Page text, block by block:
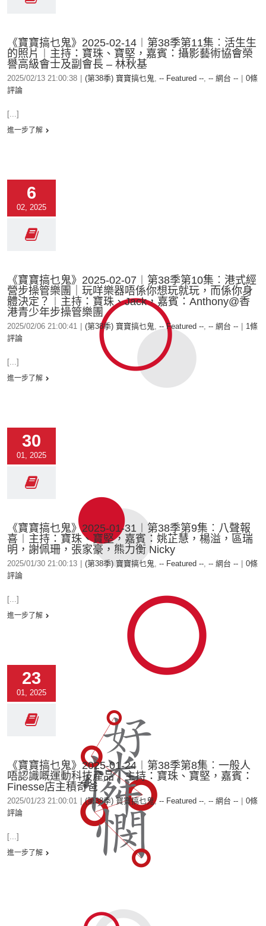
《寶寶搞乜鬼》2025-02-14︱第38季第11集︰活生生
的照片︱主持：寶珠、寶堅，嘉賓：攝影藝術協會榮
譽高級會士及副會長 – 林秋基
2025/02/13 21:00:38 (第38季) 寶寶搞乜鬼, -- Featured --, -- 網台 --
0條
評論
[...]
進一步了解
6
02, 2025
《寶寶搞乜鬼》2025-02-07︱第38季第10集︰港式經
營步操管樂團｜玩咩樂器唔係你想玩就玩，而係你身
體決定？︱主持：寶珠、Jack，嘉賓：Anthony@香
港青少年步操管樂團
2025/02/06 21:00:41 (第38季) 寶寶搞乜鬼, -- Featured --, -- 網台 --
1條
評論
[...]
進一步了解
30
01, 2025
《寶寶搞乜鬼》2025-01-31︱第38季第9集︰八聲報
喜︱主持：寶珠、寶堅，嘉賓：姚芷慧，楊溢，區瑞
明，謝佩珊，張家豪，熊力衡 Nicky
2025/01/30 21:00:13 (第38季) 寶寶搞乜鬼, -- Featured --, -- 網台 --
0條
評論
[...]
進一步了解
23
01, 2025
《寶寶搞乜鬼》2025-01-24︱第38季第8集︰一般人
唔認識嘅運動科技產品︱主持：寶珠、寶堅，嘉賓：
Finesse店主積奇爸
2025/01/23 21:00:01 (第38季) 寶寶搞乜鬼, -- Featured --, -- 網台 --
0條
評論
[...]
進一步了解